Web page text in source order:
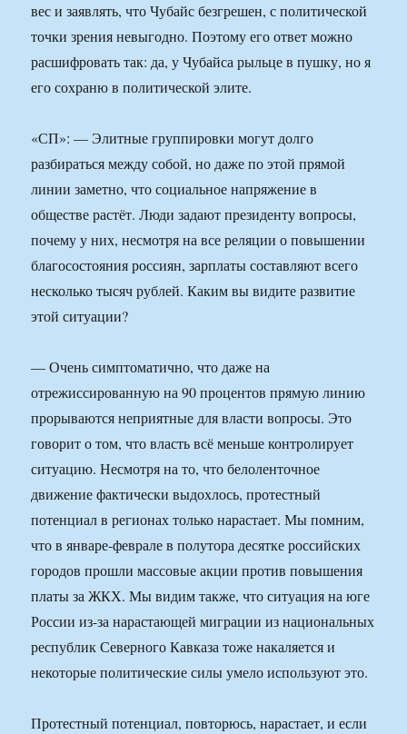
вес и заявлять, что Чубайс безгрешен, с политической
точки зрения невыгодно. Поэтому его ответ можно
расшифровать так: да, у Чубайса рыльце в пушку, но я
его сохраню в политической элите.
«СП»: — Элитные группировки могут долго
разбираться между собой, но даже по этой прямой
линии заметно, что социальное напряжение в
обществе растёт. Люди задают президенту вопросы,
почему у них, несмотря на все реляции о повышении
благосостояния россиян, зарплаты составляют всего
несколько тысяч рублей. Каким вы видите развитие
этой ситуации?
— Очень симптоматично, что даже на
отрежиссированную на 90 процентов прямую линию
прорываются неприятные для власти вопросы. Это
говорит о том, что власть всё меньше контролирует
ситуацию. Несмотря на то, что белоленточное
движение фактически выдохлось, протестный
потенциал в регионах только нарастает. Мы помним,
что в январе-феврале в полутора десятке российских
городов прошли массовые акции против повышения
платы за ЖКХ. Мы видим также, что ситуация на юге
России из-за нарастающей миграции из национальных
республик Северного Кавказа тоже накаляется и
некоторые политические силы умело используют это.
Протестный потенциал, повторюсь, нарастает, и если